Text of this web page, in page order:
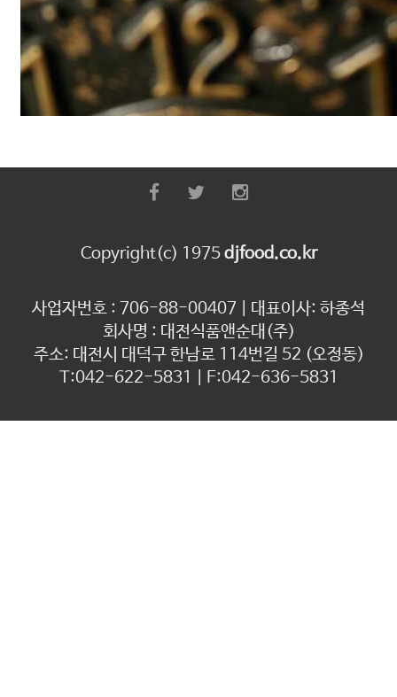
Copyright(c) 1975djfood.co.kr
사업자번호 : 706-88-00407 | 대표이사: 하종석
회사명 : 대전식품앤순대(주)
주소: 대전시 대덕구 한남로 114번길 52 (오정동)
T:042-622-5831 | F:042-636-5831